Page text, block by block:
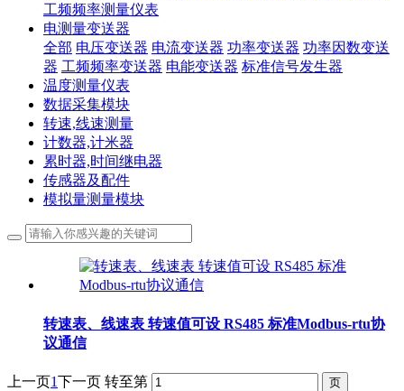
工频频率测量仪表
电测量变送器
全部 电压变送器 电流变送器 功率变送器 功率因数变送
器 工频频率变送器 电能变送器 标准信号发生器
温度测量仪表
数据采集模块
转速,线速测量
计数器,计米器
累时器,时间继电器
传感器及配件
模拟量测量模块
转速表、线速表 转速值可设 RS485 标准Modbus-rtu协
议通信
上一页1下一页 转至第